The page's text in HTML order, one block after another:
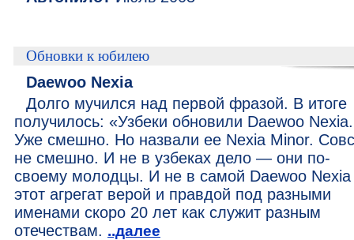
Обновки к юбилею
Daewoo Nexia
Долго мучился над первой фразой. В итоге
получилось: «Узбеки обновили Daewoo
Уже смешно. Но назвали ее Nexia Minor.
не смешно. И не в узбеках дело — они по-
своему молодцы. И не в самой Daewoo
этот агрегат верой и правдой под разными
именами скоро 20 лет как служит разным
отечествам. ..далее